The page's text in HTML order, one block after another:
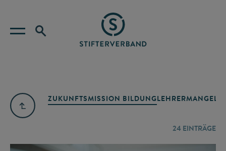
ZUKUNFTSMISSION BILDUNGLEHRERMANGEL
24 EINTRÄGE